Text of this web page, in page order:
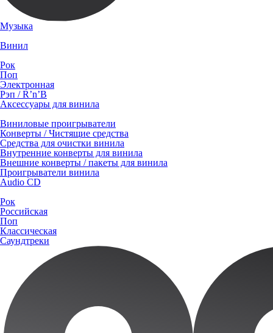
Музыка
Винил
Рок
Поп
Электронная
Рэп / R’n’B
Аксессуары для винила
Виниловые проигрыватели
Конверты / Чистящие средства
Средства для очистки винила
Внутренние конверты для винила
Внешние конверты / пакеты для винила
Проигрыватели винила
Audio CD
Рок
Российская
Поп
Классическая
Саундтреки